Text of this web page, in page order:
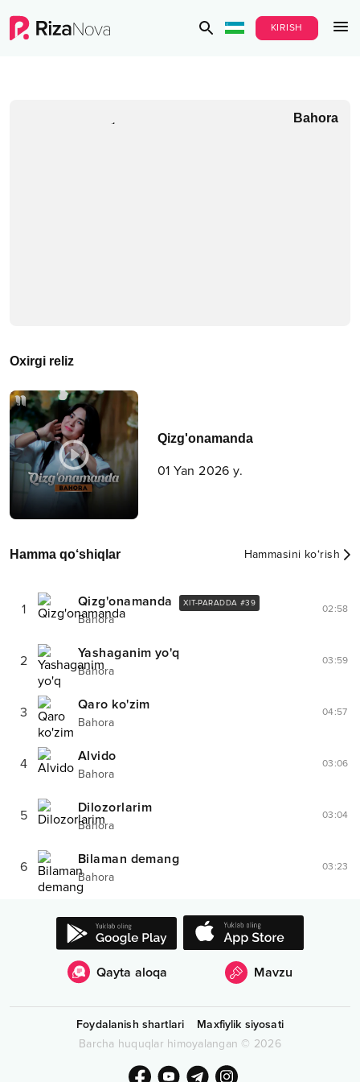
KIRISH
Bahora
Oxirgi reliz
Qizg'onamanda
01 Yan 2026 y.
Hamma qo‘shiqlar Hammasini ko‘rish
1 Qizg'onamanda XIT-PARADDA #39
Bahora
02:58
2 Yashaganim yo'q
Bahora
03:59
3 Qaro ko'zim
Bahora
04:57
4 Alvido
Bahora
03:06
5 Dilozorlarim
Bahora
03:04
6 Bilaman demang
Bahora
03:23
Qayta aloqa Mavzu
Foydalanish shartlari
Maxfiylik siyosati
Barcha huquqlar himoyalangan © 2026